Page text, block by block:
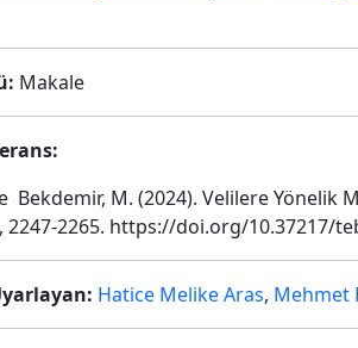
Makale
Bekdemir, M. (2024). Velilere Yönelik
2247-2265. https://doi.org/10.37217/
Hatice Melike Aras, Mehmet